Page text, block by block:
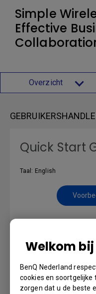
Welkom
BenQ Nederland
cookies en soortgelijke
zorgen dat u de beste
Simple
Effective
Overzicht
Quick Start
Taal: English
Taal: Hungarian